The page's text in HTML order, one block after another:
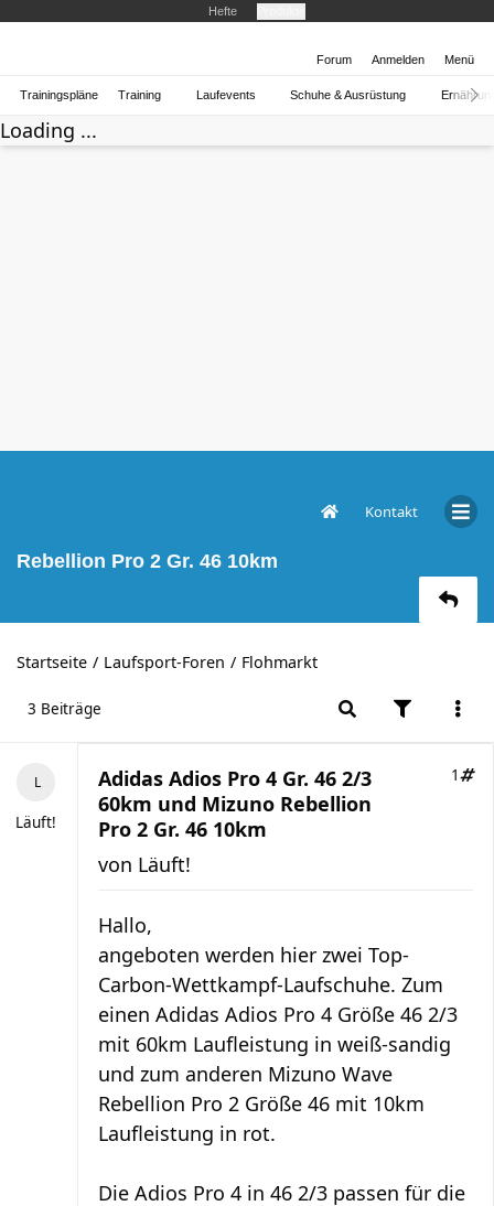
Hefte
Forum Anmelden Menü
Trainingspläne Training Laufevents Schuhe & Ausrüstung
Loading ...
Kontakt
Adidas Adios Pro 4 Gr. 46 2/3 60km und Mizuno
Rebellion Pro 2 Gr. 46 10km
Startseite Laufsport-Foren Flohmarkt
3 Beiträge
Läuft!
Adidas Adios Pro 4 Gr. 46 2/3
60km und Mizuno Rebellion
Pro 2 Gr. 46 10km
1
von Läuft!
Hallo,
angeboten werden hier zwei Top-
Carbon-Wettkampf-Laufschuhe. Zum
einen Adidas Adios Pro 4 Größe 46 2/3
mit 60km Laufleistung in weiß-sandig
und zum anderen Mizuno Wave
Rebellion Pro 2 Größe 46 mit 10km
Laufleistung in rot.
Die Adios Pro 4 in 46 2/3 passen für die